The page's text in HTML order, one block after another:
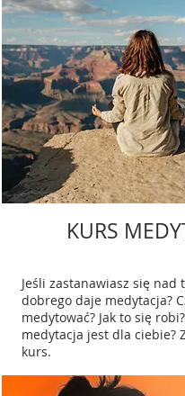
KURS
Jeśli zastanawiasz się nad
dobrego daje medytacja?
medytować? Jak to się
medytacja jest dla ciebie?
kurs.